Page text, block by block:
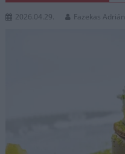
2026.04.29. Fazekas Adrián